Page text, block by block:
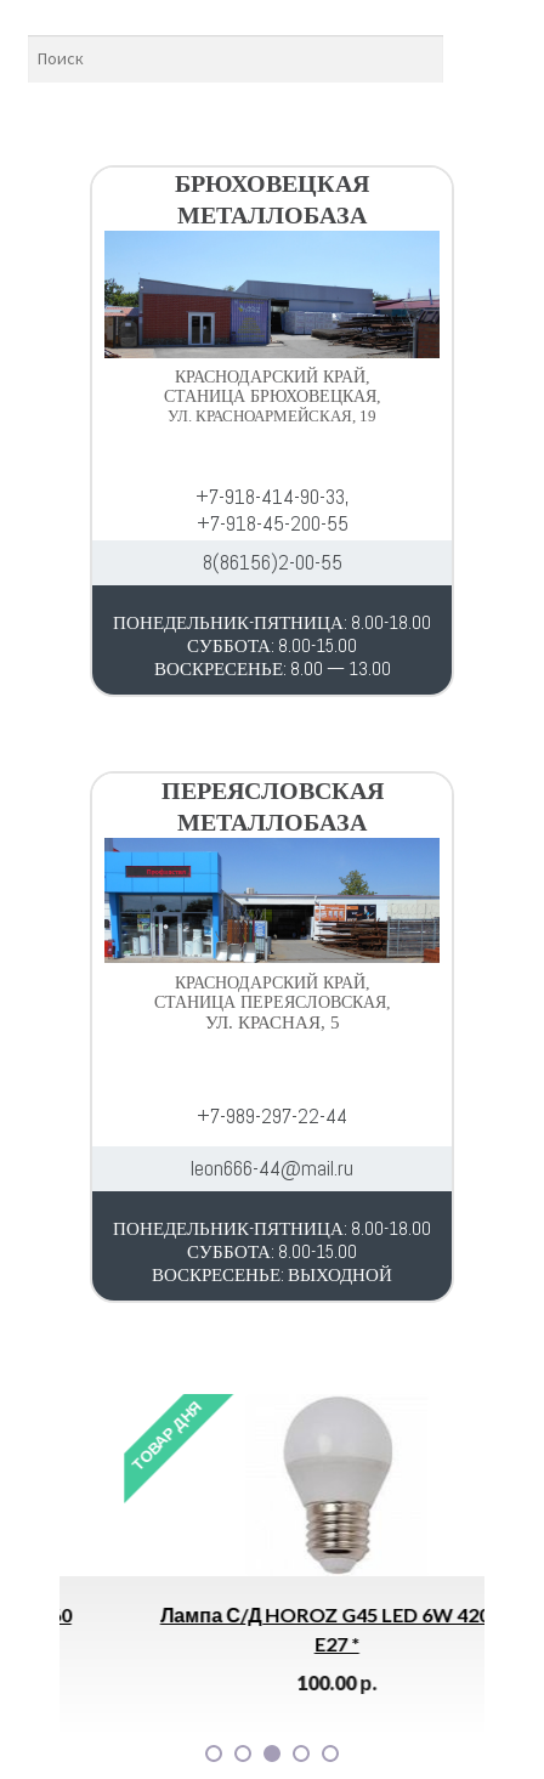
БРЮХОВЕЦКАЯ
МЕТАЛЛОБАЗА
КРАСНОДАРСКИЙ КРАЙ,
СТАНИЦА БРЮХОВЕЦКАЯ,
УЛ. КРАСНОАРМЕЙСКАЯ, 19
+7-918-414-90-33,
+7-918-45-200-55
8(86156)2-00-55
ПОНЕДЕЛЬНИК-ПЯТНИЦА: 8.00-18.00
СУББОТА: 8.00-15.00
ВОСКРЕСЕНЬЕ: 8.00 — 13.00
ПЕРЕЯСЛОВСКАЯ
МЕТАЛЛОБАЗА
КРАСНОДАРСКИЙ КРАЙ,
СТАНИЦА ПЕРЕЯСЛОВСКАЯ,
УЛ. КРАСНАЯ, 5
+7-989-297-22-44
leon666-44@mail.ru
ПОНЕДЕЛЬНИК-ПЯТНИЦА: 8.00-18.00
СУББОТА: 8.00-15.00
ВОСКРЕСЕНЬЕ: ВЫХОДНОЙ
ТОВАР ДНЯ
Лампа С/д HOROZ G45 LED 6W 4200K
р.